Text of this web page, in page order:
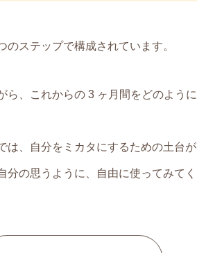
ステップで構成されています。
、これからの 3 ヶ月間をどのように
は、自分をミカタにするための土台が
の思うように、自由に使ってみてく